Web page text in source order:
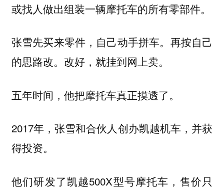
或找人做出组装一辆摩托车的所有零部件。
张雪先买来零件，自己动手拼车。再按自己
的思路改。改好，就挂到网上卖。
五年时间，他把摩托车真正摸透了。
2017年，张雪和合伙人创办凯越机车，并获
得投资。
他们研发了凯越500X型号摩托车，售价只